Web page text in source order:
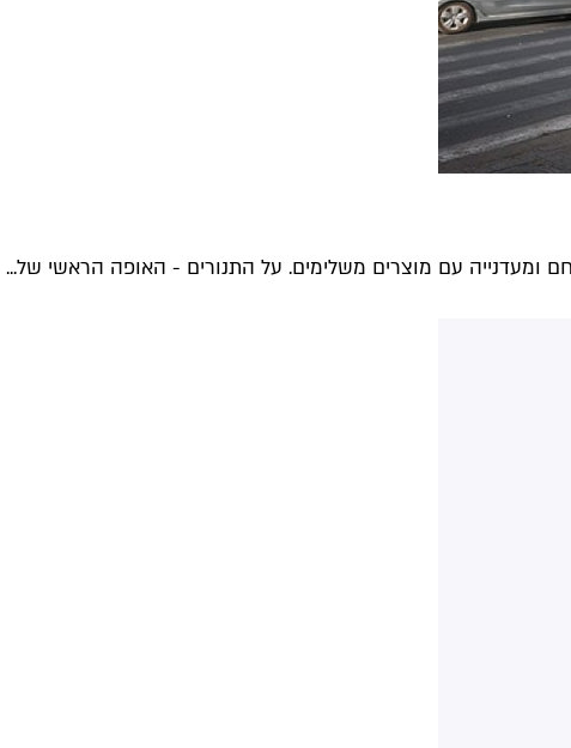
ומעדנייה עם מוצרים משלימים. על התנורים - האופה הראשי של...